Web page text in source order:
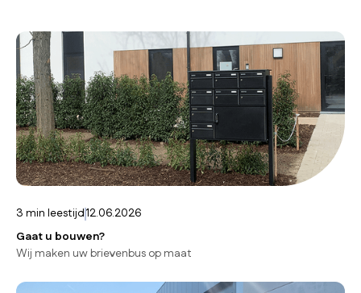
3 min leestijd12.06.2026
Gaat u bouwen?
Wij maken uw brievenbus op maat